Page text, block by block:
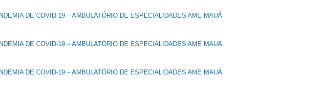
DE COVID-19 – AMBULATÓRIO DE ESPECIALIDADES AME MAUÁ
DE COVID-19 – AMBULATÓRIO DE ESPECIALIDADES AME MAUÁ
DE COVID-19 – AMBULATÓRIO DE ESPECIALIDADES AME MAUÁ